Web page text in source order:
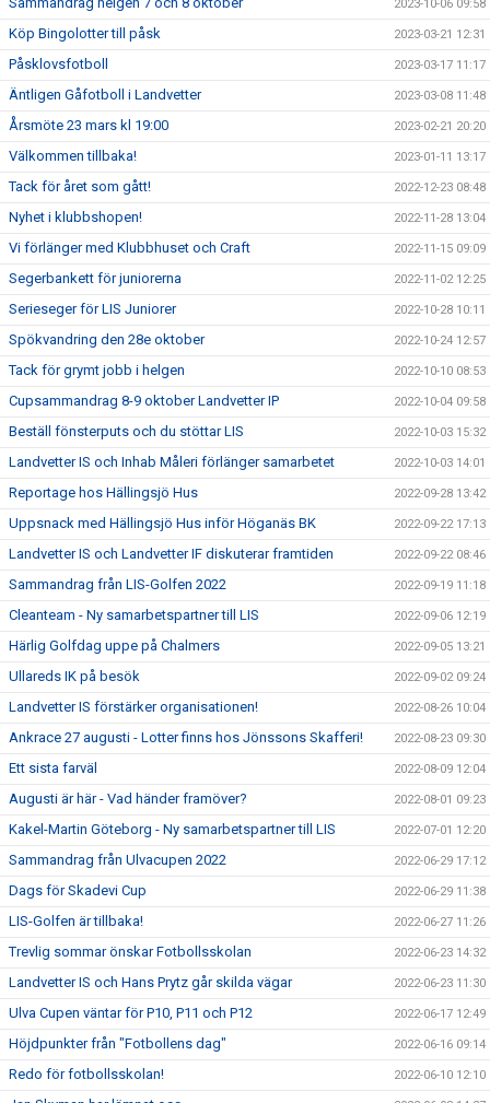
2023-10-06 09:58
Köp Bingolotter till påsk 2023-03-21 12:31
Påsklovsfotboll 2023-03-17 11:17
Äntligen Gåfotboll i Landvetter 2023-03-08 11:48
Årsmöte 23 mars kl 19:00 2023-02-21 20:20
Välkommen tillbaka! 2023-01-11 13:17
Tack för året som gått! 2022-12-23 08:48
Nyhet i klubbshopen! 2022-11-28 13:04
Vi förlänger med Klubbhuset och Craft 2022-11-15 09:09
Segerbankett för juniorerna 2022-11-02 12:25
Serieseger för LIS Juniorer 2022-10-28 10:11
Spökvandring den 28e oktober 2022-10-24 12:57
Tack för grymt jobb i helgen 2022-10-10 08:53
Cupsammandrag 8-9 oktober Landvetter IP 2022-10-04 09:58
Beställ fönsterputs och du stöttar LIS 2022-10-03 15:32
Landvetter IS och Inhab Måleri förlänger samarbetet 2022-10-03 14:01
Reportage hos Hällingsjö Hus 2022-09-28 13:42
Uppsnack med Hällingsjö Hus inför Höganäs BK 2022-09-22 17:13
Landvetter IS och Landvetter IF diskuterar framtiden 2022-09-22 08:46
Sammandrag från LIS-Golfen 2022 2022-09-19 11:18
Cleanteam - Ny samarbetspartner till LIS 2022-09-06 12:19
Härlig Golfdag uppe på Chalmers 2022-09-05 13:21
Ullareds IK på besök 2022-09-02 09:24
Landvetter IS förstärker organisationen! 2022-08-26 10:04
Ankrace 27 augusti - Lotter finns hos Jönssons Skafferi! 2022-08-23 09:30
Ett sista farväl 2022-08-09 12:04
Augusti är här - Vad händer framöver? 2022-08-01 09:23
Kakel-Martin Göteborg - Ny samarbetspartner till LIS 2022-07-01 12:20
Sammandrag från Ulvacupen 2022 2022-06-29 17:12
Dags för Skadevi Cup 2022-06-29 11:38
LIS-Golfen är tillbaka! 2022-06-27 11:26
Trevlig sommar önskar Fotbollsskolan 2022-06-23 14:32
Landvetter IS och Hans Prytz går skilda vägar 2022-06-23 11:30
Ulva Cupen väntar för P10, P11 och P12 2022-06-17 12:49
Höjdpunkter från "Fotbollens dag" 2022-06-16 09:14
Redo för fotbollsskolan! 2022-06-10 12:10